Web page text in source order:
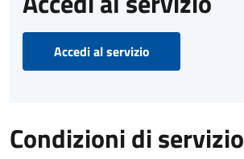
Accedi al servizio
Condizioni di servizio